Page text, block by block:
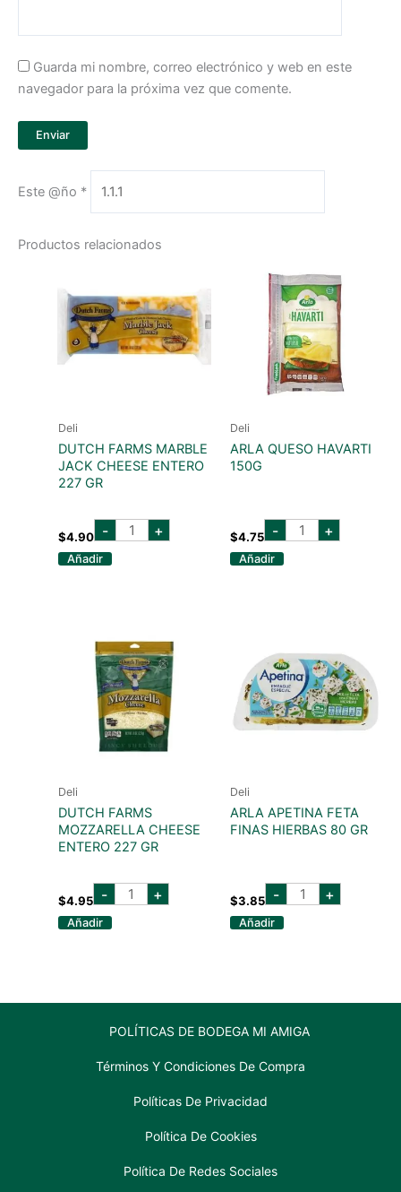
Guarda mi nombre, correo electrónico y web en este
navegador para la próxima vez que comente.
Este @ño *
Productos relacionados
Deli
DUTCH FARMS MARBLE
JACK CHEESE ENTERO
227 GR
$4.90 - DUTCH
FARMS+
Añadir
Deli
ARLA QUESO HAVARTI
150G
$4.75 - ARLA
QUESO
+
Añadir
Deli
DUTCH FARMS
MOZZARELLA CHEESE
ENTERO 227 GR
$4.95 - DUTCH
FARMS+
Añadir
Deli
ARLA APETINA FETA
FINAS HIERBAS 80 GR
$3.85 - ARLA
APETINA
+
Añadir
POLÍTICAS DE BODEGA MI AMIGA
Términos Y Condiciones De Compra
Políticas De Privacidad
Política De Cookies
Política De Redes Sociales